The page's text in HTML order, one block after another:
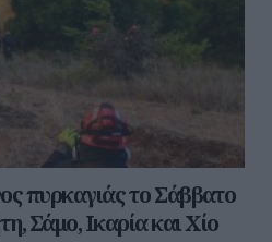
πυρκαγιάς το Σάββατο
Σάμο, Ικαρία και Χίο